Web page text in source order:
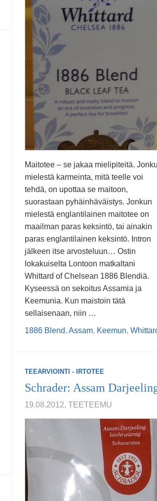
Maitotee – se jakaa mielipiteitä.
mielestä karmeinta, mitä teelle voi
tehdä, on upottaa se maitoon,
suorastaan pyhäinhäväistys. Jonkun
mielestä englantilainen maitotee on
maailman paras keksintö, tai ainakin
paras englantilainen keksintö. Intron
jälkeen itse arvosteluun… Ostin
lokakuiselta Lontoon matkaltani
Whittard of Chelsean 1886 Blendiä.
Kyseessä on sekoitus Assamia ja
Keemunia. Kun maistoin tätä
sellaisenaan, niin …
1886 Blend, Assam, Keemun,
TEEARVIOINTI - IRTOTEE
Schrader: Assam
19.08.2012, TEETEEMU